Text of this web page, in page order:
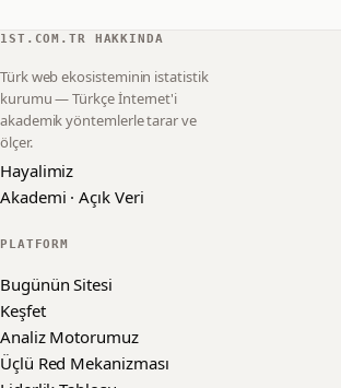
1ST.COM.TR HAKKINDA
Türk web ekosisteminin istatistik
kurumu — Türkçe İnternet'i
akademik yöntemlerle tarar ve
ölçer.
Hayalimiz
Akademi · Açık Veri
PLATFORM
Bugünün Sitesi
Keşfet
Analiz Motorumuz
Üçlü Red Mekanizması